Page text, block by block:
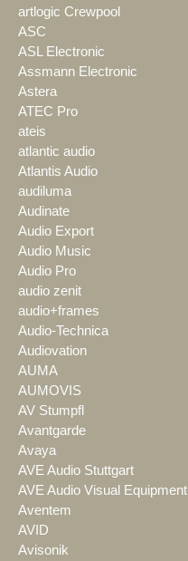
artlogic Crewpool
ASC
ASL Electronic
Assmann Electronic
Astera
ATEC Pro
ateis
atlantic audio
Atlantis Audio
audiluma
Audinate
Audio Export
Audio Music
Audio Pro
audio zenit
audio+frames
Audio-Technica
Audiovation
AUMA
AUMOVIS
AV Stumpfl
Avantgarde
Avaya
AVE Audio Stuttgart
AVE Audio Visual Equipment
Aventem
AVID
Avisonik